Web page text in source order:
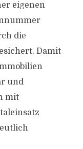
eigenen
die
Damit
und
mit